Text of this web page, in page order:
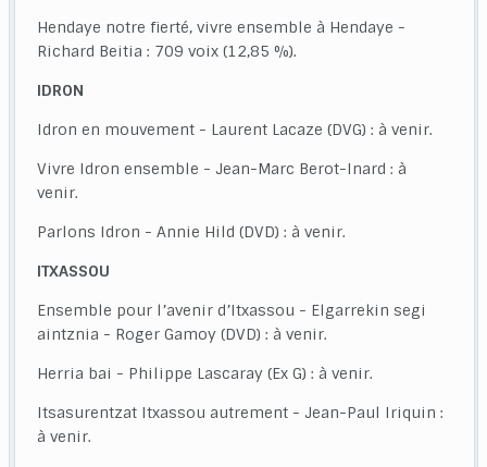
Hendaye notre fierté, vivre ensemble à Hendaye -
Richard Beitia : 709 voix (12,85 %).
IDRON
Idron en mouvement - Laurent Lacaze (DVG) : à venir.
Vivre Idron ensemble - Jean-Marc Berot-Inard : à
venir.
Parlons Idron - Annie Hild (DVD) : à venir.
ITXASSOU
Ensemble pour l’avenir d’Itxassou - Elgarrekin segi
aintznia - Roger Gamoy (DVD) : à venir.
Herria bai - Philippe Lascaray (Ex G) : à venir.
Itsasurentzat Itxassou autrement - Jean-Paul Iriquin :
à venir.